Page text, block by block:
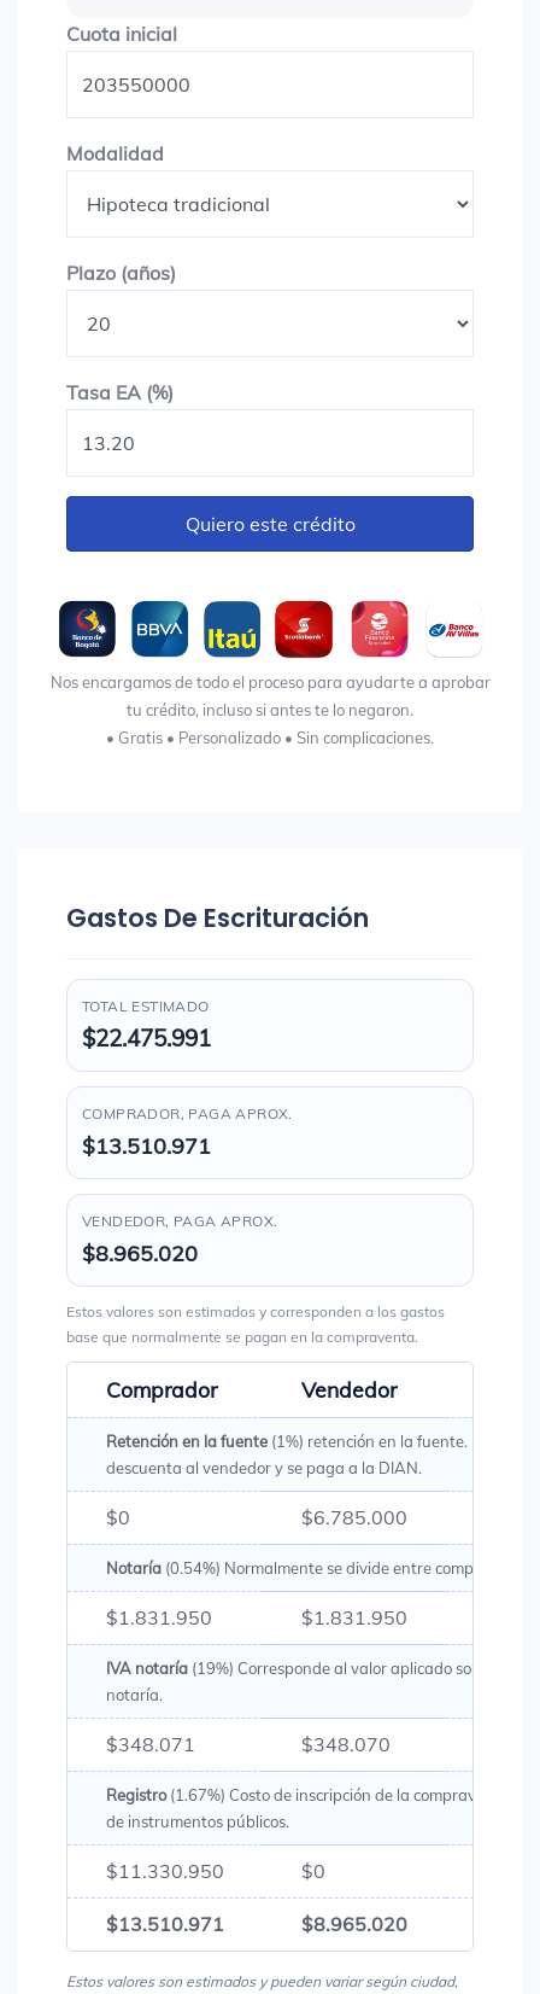
Cuota inicialCuota inicial
Modalidad
Plazo (años)
Tasa EA (%)
Quiero este crédito
Nos encargamos de todo el proceso para ayudarte a aprobar
tu crédito, incluso si antes te lo negaron.
• Gratis • Personalizado • Sin complicaciones.
Gastos De Escrituración
TOTAL ESTIMADO
$22.475.991
COMPRADOR, PAGA APROX.
$13.510.971
VENDEDOR, PAGA APROX.
$8.965.020
Estos valores son estimados y corresponden a los gastos
base que normalmente se pagan en la compraventa.
Comprador Vendedor
Retención en la fuente (1%) retención en la fuente. Es un
descuenta al vendedor y se paga a la DIAN.
$0 $6.785.000
Notaría (0.54%) Normalmente se divide entre comprador y
$1.831.950 $1.831.950
IVA notaría (19%) Corresponde al valor aplicado sobre los
notaría.
$348.071 $348.070
Registro(1.67%) Costo de inscripción de la compraventa en
de instrumentos públicos.
$11.330.950 $0
$13.510.971 $8.965.020
Estos valores son estimados y pueden variar según ciudad,